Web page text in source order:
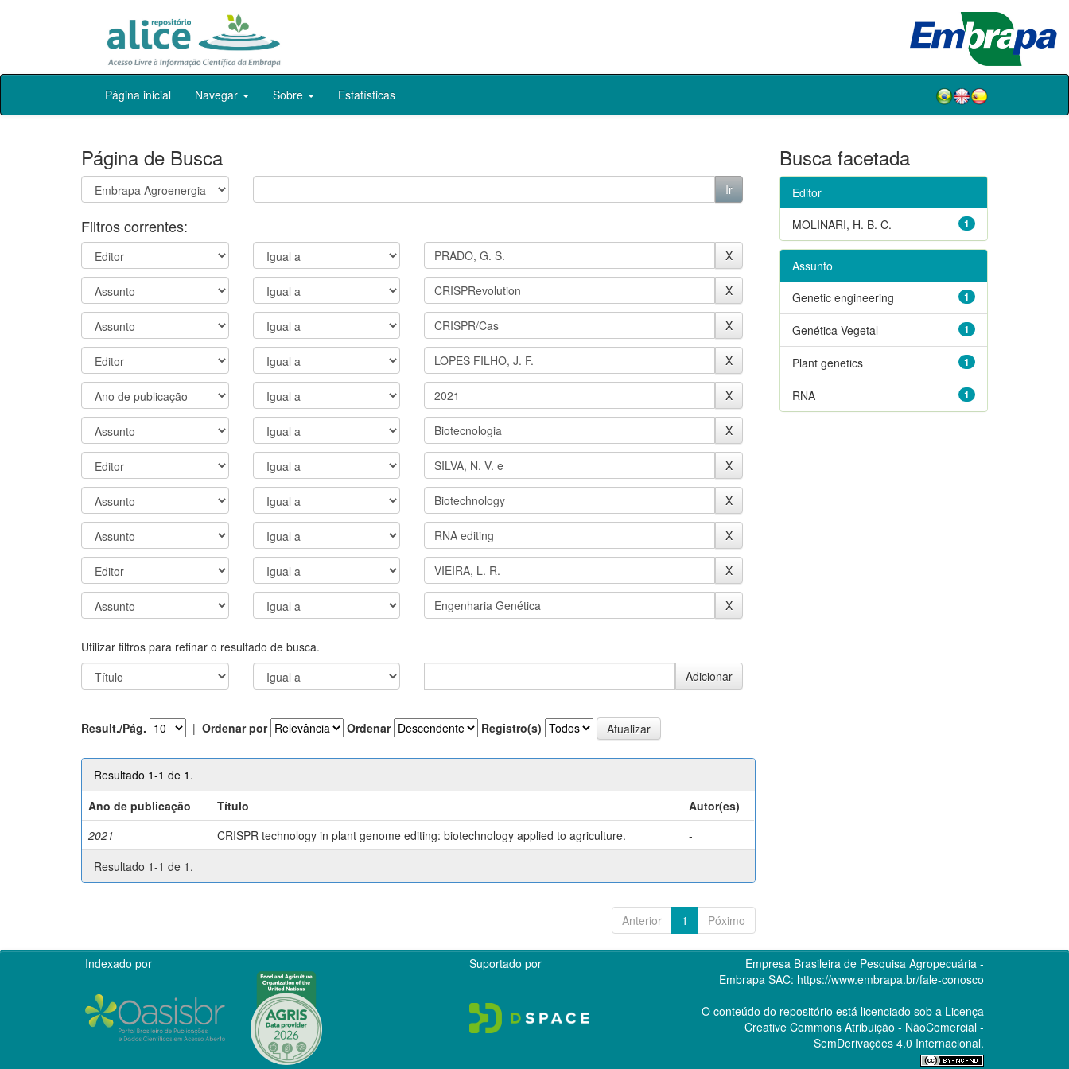
Skip
Página inicial Navegar Sobre Estatísticas
Página de Busca
Filtros correntes:
Utilizar filtros para refinar o resultado de busca.
Result./Pág. | Ordenar por Ordenar Registro(s)
Resultado 1-1 de 1.
Ano de publicação
Título
Autor(es)
2021
CRISPR technology in plant genome editing: biotechnology applied to agriculture.
-
Resultado 1-1 de 1.
Anterior 1 Póximo
Busca facetada
Editor
1
MOLINARI, H. B. C.
Assunto
1
Genetic engineering
1
Genética Vegetal
1
Plant genetics
1
RNA
Indexado por Suportado por
Empresa Brasileira de Pesquisa Agropecuária -
Embrapa SAC: https://www.embrapa.br/fale-conosco
O conteúdo do repositório está licenciado sob a Licença
Creative CommonsAtribuição - NãoComercial -
SemDerivações 4.0 Internacional.